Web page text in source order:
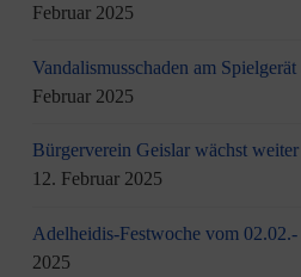
Februar 2025
Vandalismusschaden am
Februar 2025
Bürgerverein Geislar wächst
12. Februar 2025
Adelheidis-Festwoche vom
2025